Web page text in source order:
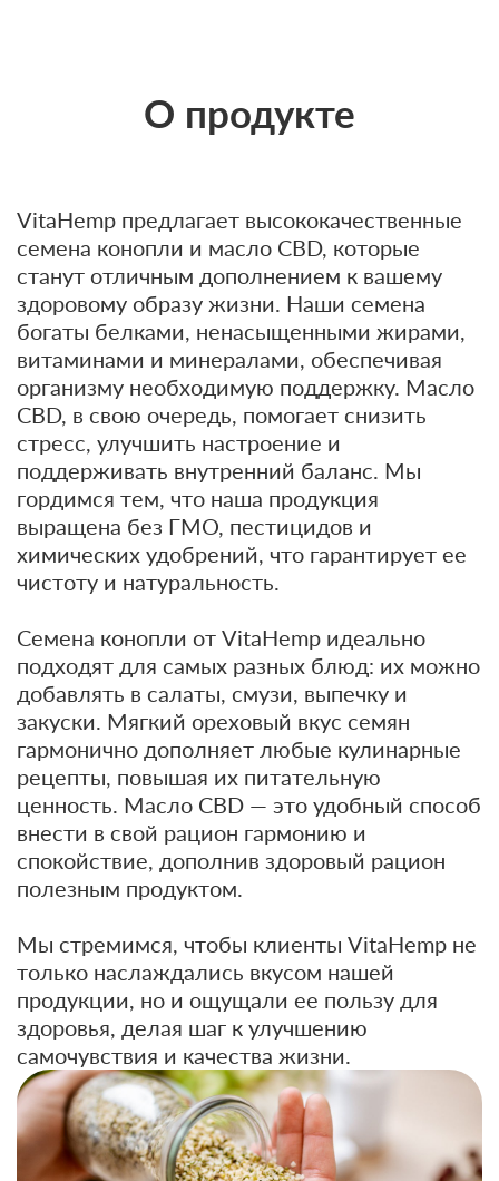
О продукте
VitaHemp предлагает высококачественные
семена конопли и масло CBD, которые
станут отличным дополнением к вашему
здоровому образу жизни. Наши семена
богаты белками, ненасыщенными жирами,
витаминами и минералами, обеспечивая
организму необходимую поддержку. Масло
CBD, в свою очередь, помогает снизить
стресс, улучшить настроение и
поддерживать внутренний баланс. Мы
гордимся тем, что наша продукция
выращена без ГМО, пестицидов и
химических удобрений, что гарантирует ее
чистоту и натуральность.
Семена конопли от VitaHemp идеально
подходят для самых разных блюд: их можно
добавлять в салаты, смузи, выпечку и
закуски. Мягкий ореховый вкус семян
гармонично дополняет любые кулинарные
рецепты, повышая их питательную
ценность. Масло CBD — это удобный способ
внести в свой рацион гармонию и
спокойствие, дополнив здоровый рацион
полезным продуктом.
Мы стремимся, чтобы клиенты VitaHemp не
только наслаждались вкусом нашей
продукции, но и ощущали ее пользу для
здоровья, делая шаг к улучшению
самочувствия и качества жизни.